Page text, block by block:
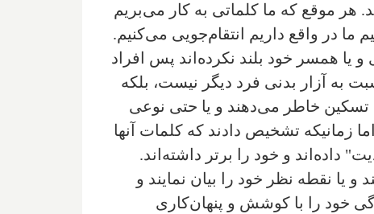
هر موقع که ما کلماتی به کار می‌بریم
در واقع داریم انتقام‌جویی می‌کنیم.
همسر خود بلند نکرده‌اند پس افراد
به آزار بدنی فرد دیگر نیست، بلکه
تسکین خاطر می‌دهند و یا حتی نوعی
زمانیکه تشخیص دادند که کلمات آنها
داده‌‌اند و خود را برتر داشته‌اند.
یا نقطه نظر خود را بیان نمایند و
خود را با کوشش و پنهان‌کاری